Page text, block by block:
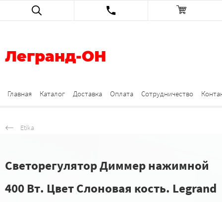
Легранд-ОН
Главная Каталог Доставка Оплата Сотрудничество
Etika
Светорегулятор Диммер нажимной
400 Вт. Цвет Слоновая кость. Legrand